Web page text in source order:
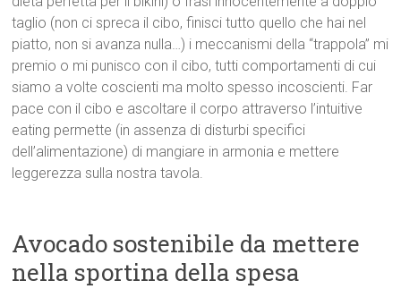
taglio (non ci spreca il cibo, finisci tutto quello che hai nel
piatto, non si avanza nulla…) i meccanismi della “trappola” mi
premio o mi punisco con il cibo, tutti comportamenti di cui
siamo a volte coscienti ma molto spesso incoscienti. Far
pace con il cibo e ascoltare il corpo attraverso l’intuitive
eating permette (in assenza di disturbi specifici
dell’alimentazione) di mangiare in armonia e mettere
leggerezza sulla nostra tavola.
Avocado sostenibile da mettere
nella sportina della spesa